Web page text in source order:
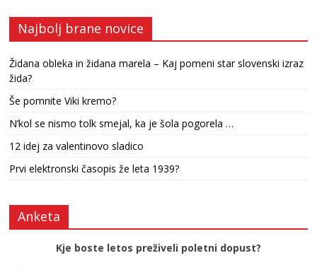
Najbolj brane novice
Židana obleka in židana marela – Kaj pomeni star slovenski izraz
žida?
Še pomnite Viki kremo?
N’kol se nismo tolk smejal, ka je šola pogorela …
12 idej za valentinovo sladico
Prvi elektronski časopis že leta 1939?
Anketa
Kje boste letos preživeli poletni dopust?